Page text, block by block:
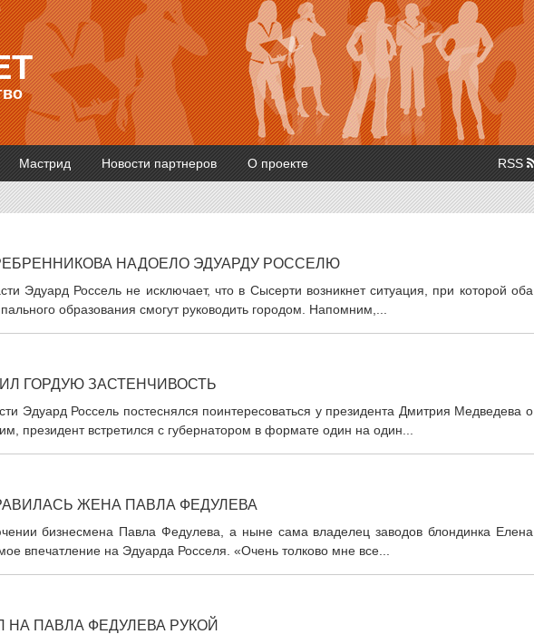
Мастрид Новости партнеров О проекте RSS
НАДОЕЛО ЭДУАРДУ РОССЕЛЮ
Эдуард Россель не исключает, что в Сысерти возникнет ситуация, при которой оба
образования смогут руководить городом. Напомним,...
ГОРДУЮ ЗАСТЕНЧИВОСТЬ
Эдуард Россель постеснялся поинтересоваться у президента Дмитрия Медведева о
президент встретился с губернатором в формате один на один...
ЖЕНА ПАВЛА ФЕДУЛЕВА
бизнесмена Павла Федулева, а ныне сама владелец заводов блондинка Елена
впечатление на Эдуарда Росселя. «Очень толково мне все...
НА ПАВЛА ФЕДУЛЕВА РУКОЙ